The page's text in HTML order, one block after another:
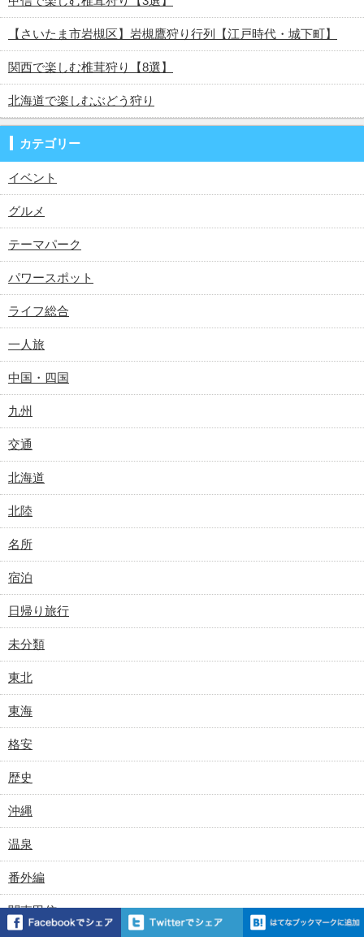
【さいたま市岩槻区】岩槻鷹狩り行列【江戸時代・城下町】
関西で楽しむ椎茸狩り【8選】
北海道で楽しむぶどう狩り
カテゴリー
イベント
グルメ
テーマパーク
パワースポット
ライフ総合
一人旅
中国・四国
九州
交通
北海道
北陸
名所
宿泊
日帰り旅行
未分類
東北
東海
格安
歴史
沖縄
温泉
番外編
関東甲信